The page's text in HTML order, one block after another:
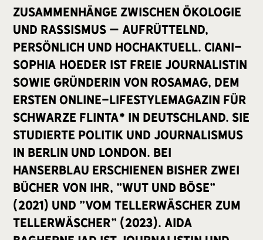
Zusammenhänge zwischen Ökologie
und Rassismus – aufrüttelnd,
persönlich und hochaktuell. Ciani-
Sophia Hoeder ist freie Journalistin
sowie Gründerin von RosaMag, dem
ersten Online-Lifestylemagazin für
Schwarze FLINTA* in Deutschland. Sie
studierte Politik und Journalismus
in Berlin und London. Bei
hanserblau erschienen bisher zwei
Bücher von ihr, "Wut und Böse"
(2021) und "Vom Tellerwäscher zum
Tellerwäscher" (2023). Aida